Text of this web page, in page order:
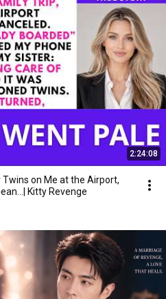
2:24:08
Twins on Me at the Airport,
Kitty Revenge